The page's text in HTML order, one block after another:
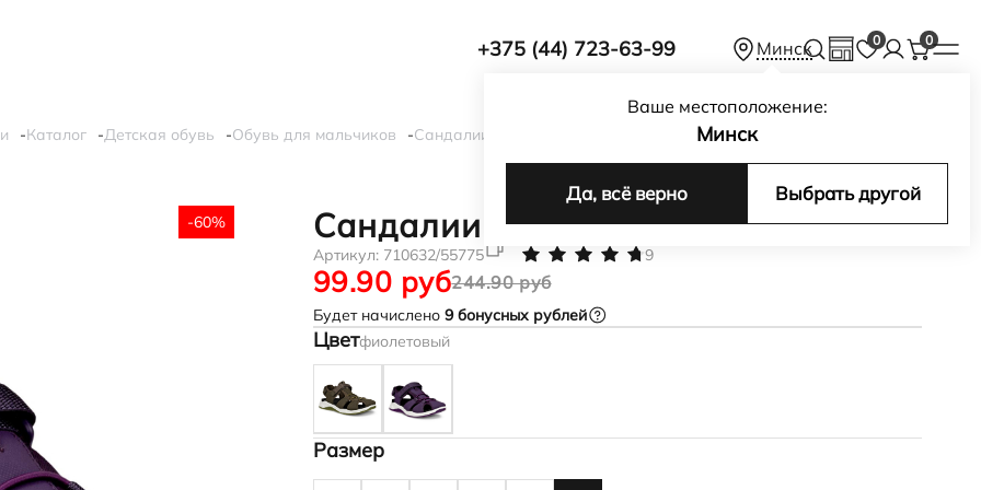
+375 (44) 723-63-99 Минск 0 0
Ваше местоположение:
Минск
Да, всё верно Выбрать другой
Каталог Детская обувь Обувь для мальчиков Сандалии для мальчика X-TRINSIC K
-60% Сандалии X-TRINSIC K
Артикул: 710632/55775 9
244.90 руб
99.90 руб
Будет начислено 9бонусных рублей
Цветфиолетовый
Размер